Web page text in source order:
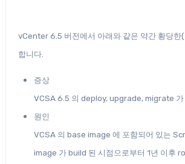
vCenter 6.5 버전에서 아래와 같은 약간 황당한(?) 이슈가 있어 공유
합니다.
증상
VCSA 6.5 의 deploy, upgrade, migrate 가
원인
VCSA 의 base image 에 포함되어 있는
image 가 build 된 시점으로부터 1년 이후